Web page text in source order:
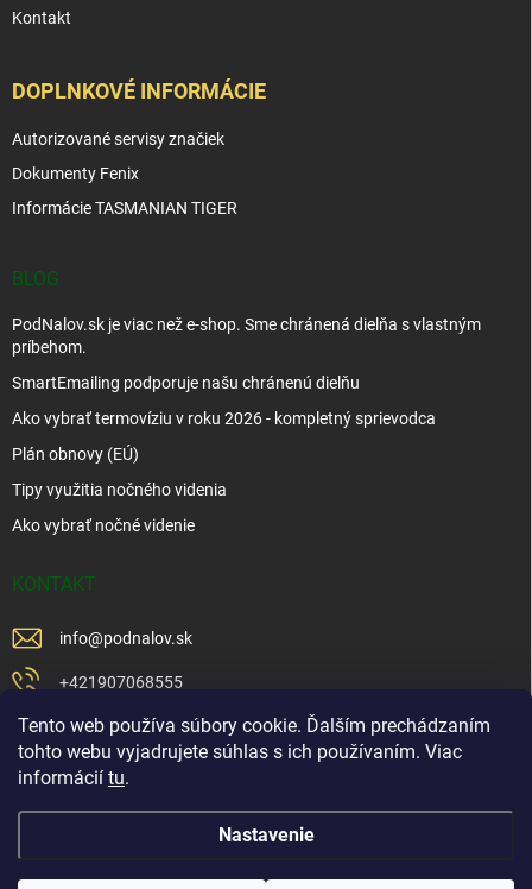
Tento web používa súbory cookie. Ďalším prechádzaním
tohto webu vyjadrujete súhlas s ich používaním. Viac
informácií tu.
Nastavenie
Kontakt
DOPLNKOVÉ INFORMÁCIE
Autorizované servisy značiek
Dokumenty Fenix
Informácie TASMANIAN TIGER
BLOG
PodNalov.sk je viac než e-shop. Sme chránená dielňa s vlastným
príbehom.
SmartEmailing podporuje našu chránenú dielňu
Ako vybrať termovíziu v roku 2026 - kompletný sprievodca
Plán obnovy (EÚ)
Tipy využitia nočného videnia
Ako vybrať nočné videnie
KONTAKT
info@podnalov.sk
+421907068555
+421902479599
https://www.facebook.com/www.podnalov.sk
podnalov